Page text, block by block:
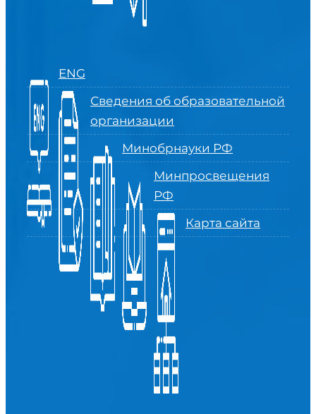
ENG
Сведения об образовательной
организации
Минобрнауки РФ
Минпросвещения
РФ
Карта сайта